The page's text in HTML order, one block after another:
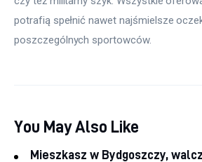
potrafią spełnić nawet najśmielsze
poszczególnych sportowców.
You May Also Like
Mieszkasz w Bydgoszczy,